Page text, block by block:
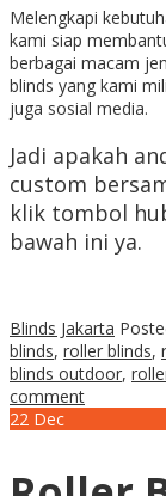
Melengkapi
kami siap
berbagai macam
blinds yang kami
juga sosial media.
Jadi apakah
custom
klik tombol
bawah ini ya.
Blinds Jakarta
blinds, roller blinds,
blinds outdoor,
comment
22 Dec